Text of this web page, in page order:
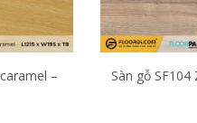
–
Sàn gỗ